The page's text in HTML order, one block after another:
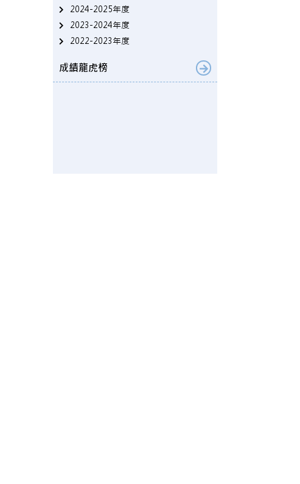
2024-2025年度
2023-2024年度
2022-2023年度
成績龍虎榜